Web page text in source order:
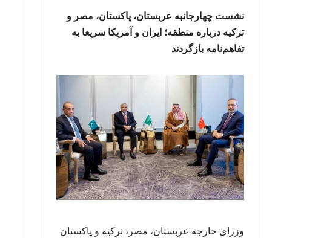
نشست چهارجانبه عربستان، پاکستان، مصر و
ترکیه درباره منطقه؛ ایران و آمریکا سریعا به
تفاهم‌نامه بازگردند
وزرای خارجه عربستان، مصر، ترکیه و پاکستان